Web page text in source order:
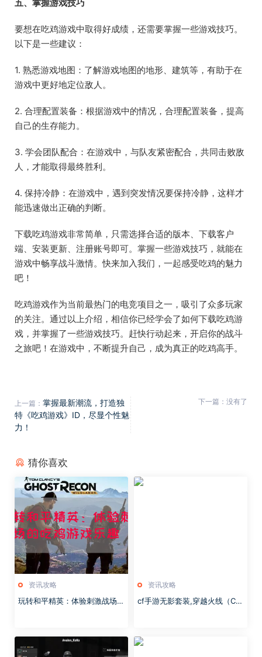
五、掌握游戏技巧
要想在吃鸡游戏中取得好成绩，还需要掌握一些游戏技巧。
以下是一些建议：
1. 熟悉游戏地图：了解游戏地图的地形、建筑等，有助于在
游戏中更好地定位敌人。
2. 合理配置装备：根据游戏中的情况，合理配置装备，提高
自己的生存能力。
3. 学会团队配合：在游戏中，与队友紧密配合，共同击败敌
人，才能取得最终胜利。
4. 保持冷静：在游戏中，遇到突发情况要保持冷静，这样才
能迅速做出正确的判断。
下载吃鸡游戏非常简单，只需选择合适的版本、下载客户
端、安装更新、注册账号即可。掌握一些游戏技巧，就能在
游戏中畅享战斗激情。快来加入我们，一起感受吃鸡的魅力
吧！
吃鸡游戏作为当前最热门的电竞项目之一，吸引了众多玩家
的关注。通过以上介绍，相信你已经学会了如何下载吃鸡游
戏，并掌握了一些游戏技巧。赶快行动起来，开启你的战斗
之旅吧！在游戏中，不断提升自己，成为真正的吃鸡高手。
上一篇： 掌握最新潮流，打造独
特《吃鸡游戏》ID，尽显个性魅
力！
下一篇：没有了
猜你喜欢
资讯攻略
玩转和平精英：体验刺激战场的
资讯攻略
cf手游无影套装,穿越火线（C
推出的一款武器套装